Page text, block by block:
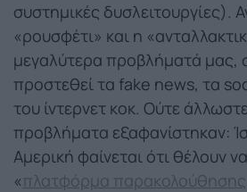
συστημικές δυσλειτουργίες).
«ρουσφέτι» και η
μεγαλύτερα προβλήματά μας,
προστεθεί τα fake news, τα
του ίντερνετ κοκ. Ούτε
προβλήματα εξαφανίστηκαν:
Αμερική φαίνεται ότι θέλουν
« πλατφόρμα